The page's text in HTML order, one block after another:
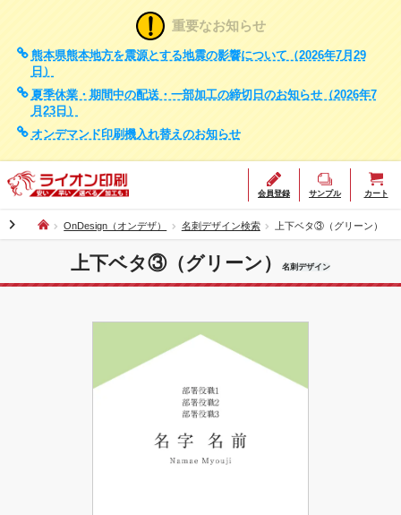
重要なお知らせ
熊本県熊本地方を震源とする地震の影響について（2026年7月29
日）
夏季休業・期間中の配送・一部加工の締切日のお知らせ（2026年7
月23日）
オンデマンド印刷機入れ替えのお知らせ
会員登録 サンプル カート
chevron_right OnDesign（オンデザ） 名刺デザイン検索 上下ベタ③（グリーン）
上下ベタ③（グリーン） 名刺デザイン